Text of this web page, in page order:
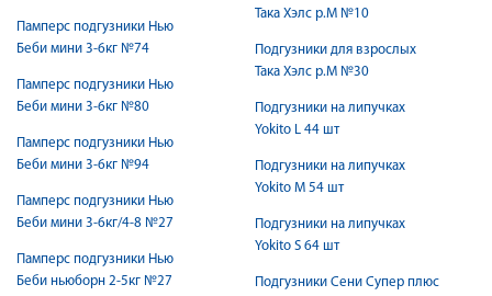
Памперс подгузники Нью
Беби мини 3-6кг №74
Памперс подгузники Нью
Беби мини 3-6кг №80
Памперс подгузники Нью
Беби мини 3-6кг №94
Памперс подгузники Нью
Беби мини 3-6кг/4-8 №27
Памперс подгузники Нью
Беби ньюборн 2-5кг №27
Така Хэлс р.М №10
Подгузники для взрослых
Така Хэлс р.М №30
Подгузники на липучках
Yokito L 44 шт
Подгузники на липучках
Yokito M 54 шт
Подгузники на липучках
Yokito S 64 шт
Подгузники Сени Супер плюс